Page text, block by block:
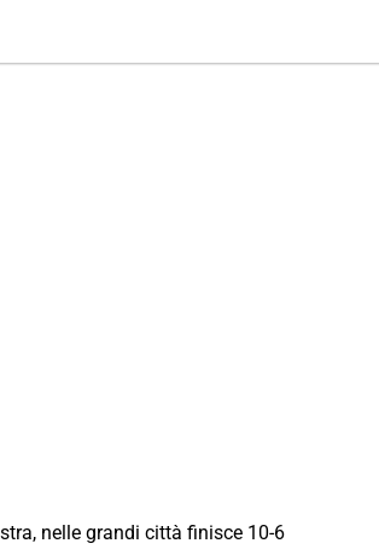
nelle grandi città finisce 10-6